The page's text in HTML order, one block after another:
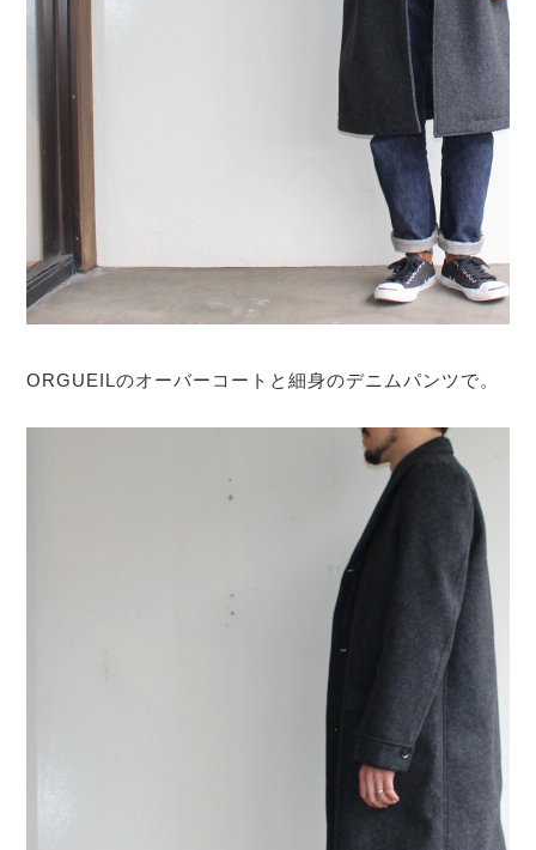
ORGUEILのオーバーコートと細身のデニムパンツで。